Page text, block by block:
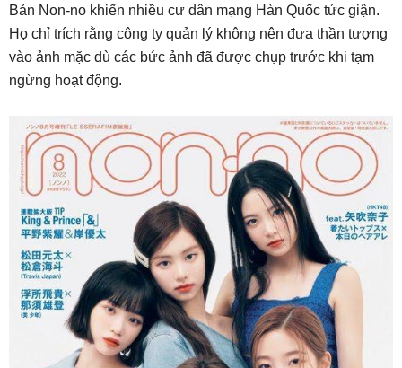
Bản Non-no khiến nhiều cư dân mạng Hàn Quốc tức giận.
Họ chỉ trích rằng công ty quản lý không nên đưa thần tượng
vào ảnh mặc dù các bức ảnh đã được chụp trước khi tạm
ngừng hoạt động.